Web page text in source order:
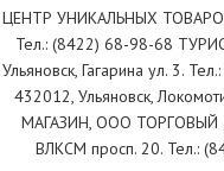
ЦЕНТР УНИКАЛЬНЫХ
Тел.: (8422) 68-98-68
Ульяновск, Гагарина ул. 3.
432012, Ульяновск,
МАГАЗИН, ООО ТОРГОВЫЙ
ВЛКСМ просп. 20. Тел.: